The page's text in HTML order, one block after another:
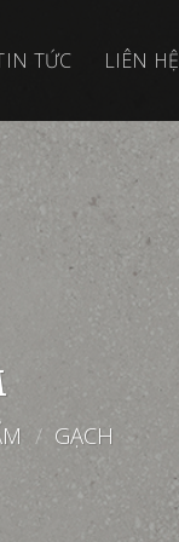
TỨC LIÊN HỆ
/ GẠCH